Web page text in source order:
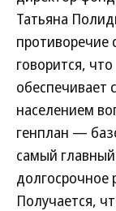
Татьяна
противоречие
говорится,
обеспечивает
населением
генплан —
самый
долгосрочное
Получается,